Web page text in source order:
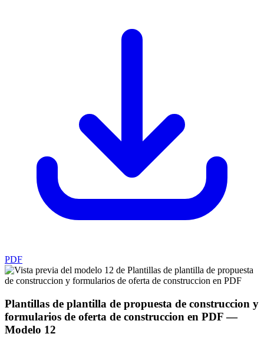
PDF
Plantillas de plantilla de propuesta de construccion y
formularios de oferta de construccion en PDF—
Modelo 12